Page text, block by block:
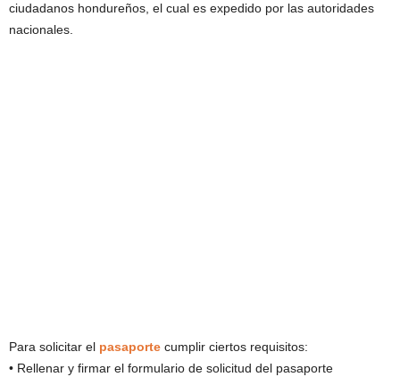
ciudadanos hondureños, el cual es expedido por las autoridades
nacionales.
Para solicitar el pasaporte cumplir ciertos requisitos:
• Rellenar y firmar el formulario de solicitud del pasaporte